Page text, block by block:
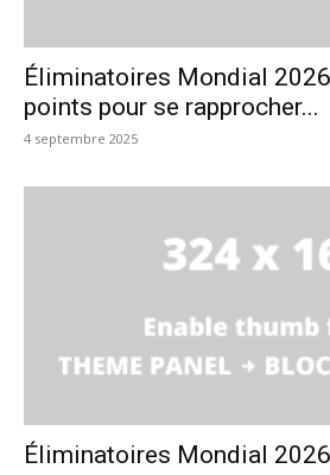
Éliminatoires Mondial
points pour se rapprocher...
4 septembre 2025
Éliminatoires Mondial